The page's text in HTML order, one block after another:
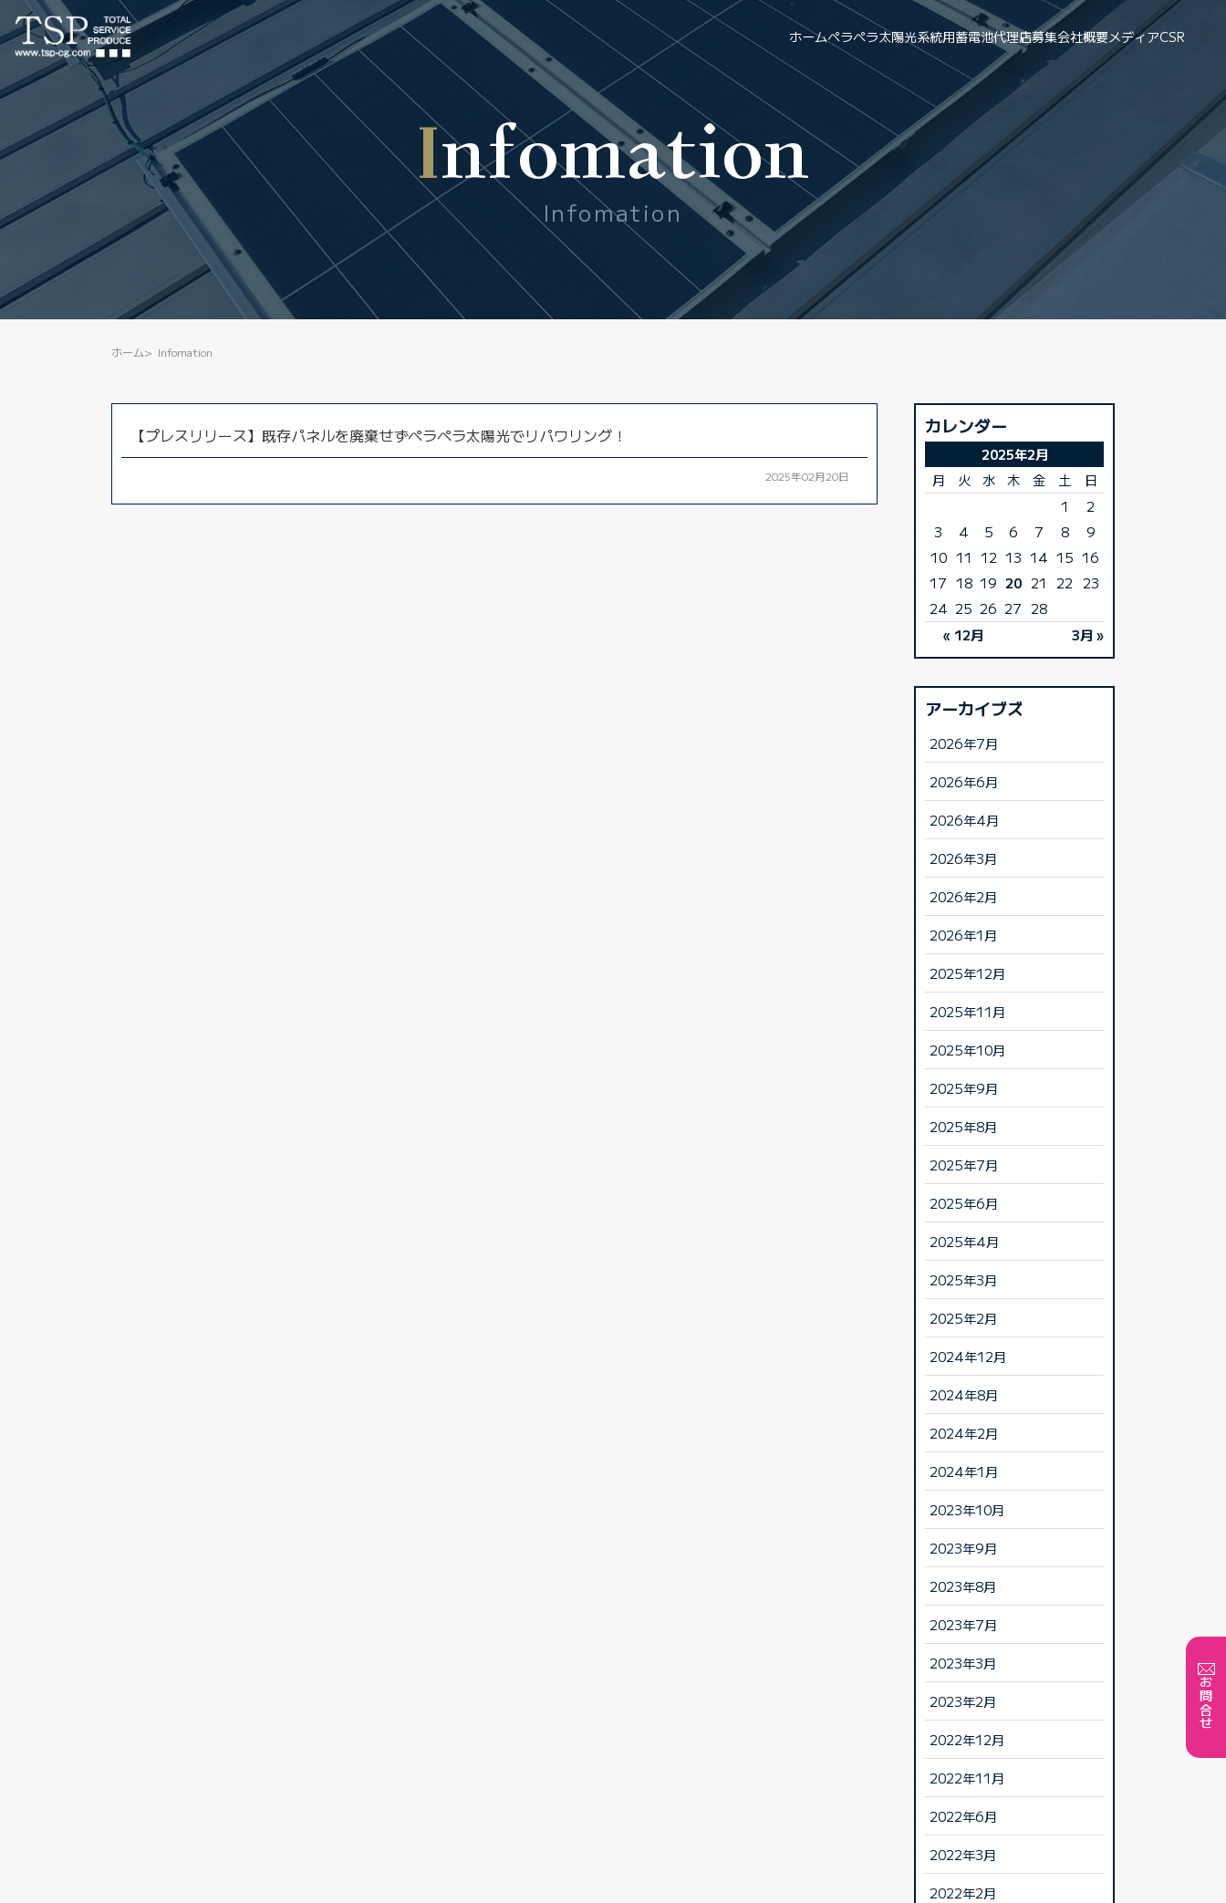
ホームペラペラ太陽光系統用蓄電池代理店募集会社概要メディアCSR
お問合せ
Infomation
Infomation
ホーム Infomation
【プレスリリース】既存パネルを廃棄せずペラペラ太陽光でリパワリング！
2025年02月20日
カレンダー
2025年2月
月
火 水 木 金 土 日
« 12月 3月 »
1
2
3
4 5 6 7 8
9
10 11 12 13 14 15 16
17 18 19 20 21 22 23
24 25 26 27 28
アーカイブズ
2026年7月
2026年6月
2026年4月
2026年3月
2026年2月
2026年1月
2025年12月
2025年11月
2025年10月
2025年9月
2025年8月
2025年7月
2025年6月
2025年4月
2025年3月
2025年2月
2024年12月
2024年8月
2024年2月
2024年1月
2023年10月
2023年9月
2023年8月
2023年7月
2023年3月
2023年2月
2022年12月
2022年11月
2022年6月
2022年3月
2022年2月